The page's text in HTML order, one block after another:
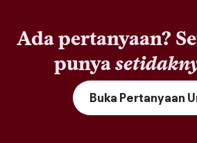
Ada pertanyaan?
punya
Buka Pertanyaan